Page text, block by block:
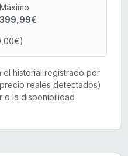
Máximo
399,99€
el historial registrado por
reales detectados)
o la disponibilidad